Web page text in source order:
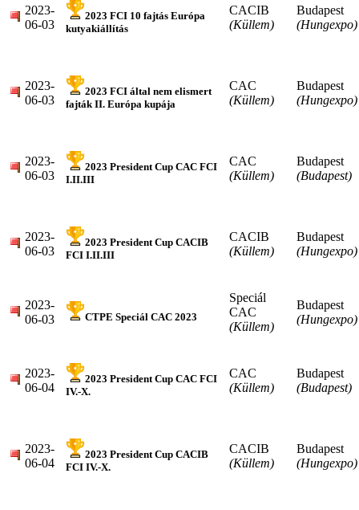
2023-
06-03
2023 FCI 10 fajtás Európa
kutyakiállítás
CACIB
(Küllem)
Budapest
(Hungexpo)
2023-
06-03
2023 FCI által nem elismert
fajták II. Európa kupája
CAC
(Küllem)
Budapest
(Hungexpo)
2023-
06-03
2023 President Cup CAC FCI
I.II.III
CAC
(Küllem)
Budapest
(Budapest)
2023-
06-03
2023 President Cup CACIB
FCI I.II.III
CACIB
(Küllem)
Budapest
(Hungexpo)
2023-
06-03
CTPE Speciál CAC 2023
Speciál
CAC
(Küllem)
Budapest
(Hungexpo)
2023-
06-04
2023 President Cup CAC FCI
IV.-X.
CAC
(Küllem)
Budapest
(Budapest)
2023-
06-04
2023 President Cup CACIB
FCI IV.-X.
CACIB
(Küllem)
Budapest
(Hungexpo)